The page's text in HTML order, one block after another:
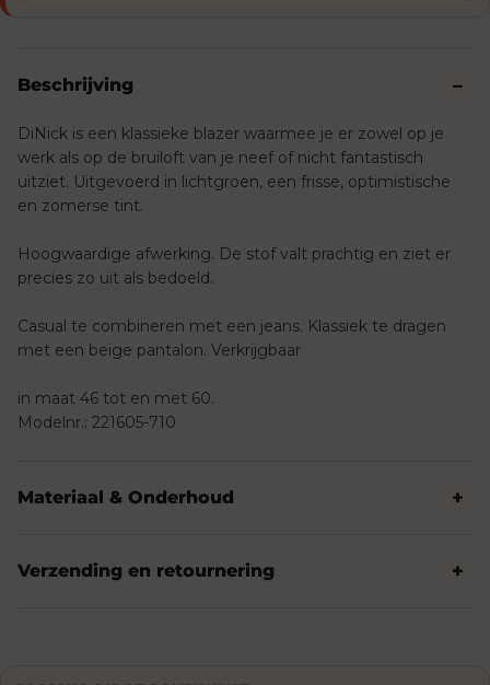
Beschrijving
DiNick is een klassieke blazer waarmee je er zowel op je
werk als op de bruiloft van je neef of nicht fantastisch
uitziet. Uitgevoerd in lichtgroen, een frisse, optimistische
en zomerse tint.
Hoogwaardige afwerking. De stof valt prachtig en ziet er
precies zo uit als bedoeld.
Casual te combineren met een jeans. Klassiek te dragen
met een beige pantalon. Verkrijgbaar
in maat 46 tot en met 60.
Modelnr.: 221605-710
Materiaal & Onderhoud
Verzending en retournering